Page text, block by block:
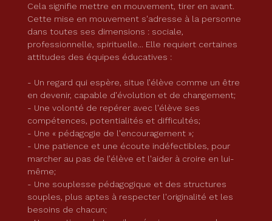
Cela signifie mettre en mouvement, tirer en avant.
Cette mise en mouvement s'adresse à la personne
dans toutes ses dimensions : sociale,
professionnelle, spirituelle... Elle requiert certaines
attitudes des équipes éducatives :
- Un regard qui espère, situe l’élève comme un être
en devenir, capable d'évolution et de changement;
- Une volonté de repérer avec l'élève ses
compétences, potentialités et difficultés;
- Une « pédagogie de l'encouragement »;
- Une patience et une écoute indéfectibles, pour
marcher au pas de l’élève et l'aider à croire en lui-
même;
- Une souplesse pédagogique et des structures
souples, plus aptes à respecter l'originalité et les
besoins de chacun;